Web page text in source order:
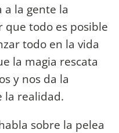
la gente la
todo es posible
todo en la vida
la magia rescata
y nos da la
la realidad.
sobre la pelea